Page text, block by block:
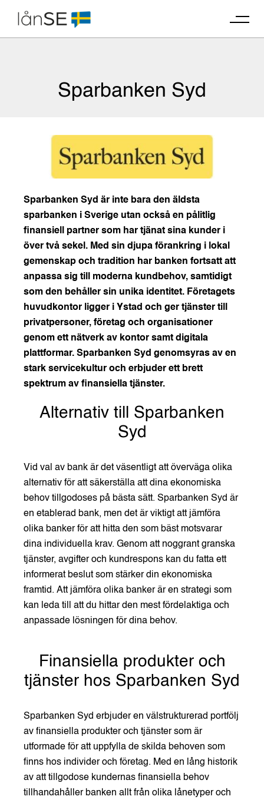
content
Sparbanken Syd
Sparbanken Syd är inte bara den äldsta
sparbanken i Sverige utan också en pålitlig
finansiell partner som har tjänat sina kunder i
över två sekel. Med sin djupa förankring i lokal
gemenskap och tradition har banken fortsatt att
anpassa sig till moderna kundbehov, samtidigt
som den behåller sin unika identitet. Företagets
huvudkontor ligger i Ystad och ger tjänster till
privatpersoner, företag och organisationer
genom ett nätverk av kontor samt digitala
plattformar. Sparbanken Syd genomsyras av en
stark servicekultur och erbjuder ett brett
spektrum av finansiella tjänster.
Alternativ till Sparbanken
Syd
Vid val av bank är det väsentligt att överväga olika
alternativ för att säkerställa att dina ekonomiska
behov tillgodoses på bästa sätt. Sparbanken Syd är
en etablerad bank, men det är viktigt att jämföra
olika banker för att hitta den som bäst motsvarar
dina individuella krav. Genom att noggrant granska
tjänster, avgifter och kundrespons kan du fatta ett
informerat beslut som stärker din ekonomiska
framtid. Att jämföra olika banker är en strategi som
kan leda till att du hittar den mest fördelaktiga och
anpassade lösningen för dina behov.
Finansiella produkter och
tjänster hos Sparbanken Syd
Sparbanken Syd erbjuder en välstrukturerad portfölj
av finansiella produkter och tjänster som är
utformade för att uppfylla de skilda behoven som
finns hos individer och företag. Med en lång historik
av att tillgodose kundernas finansiella behov
tillhandahåller banken allt från olika lånetyper och